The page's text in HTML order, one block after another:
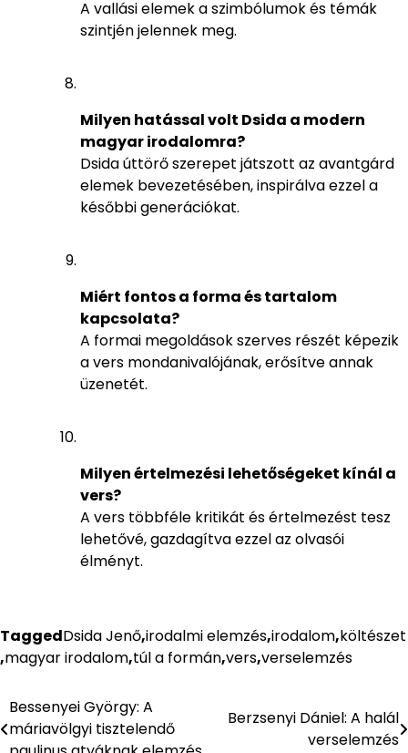
A vallási elemek a szimbólumok és témák
szintjén jelennek meg.
Milyen hatással volt Dsida a modern
magyar irodalomra?
Dsida úttörő szerepet játszott az avantgárd
elemek bevezetésében, inspirálva ezzel a
későbbi generációkat.
Miért fontos a forma és tartalom
kapcsolata?
A formai megoldások szerves részét képezik
a vers mondanivalójának, erősítve annak
üzenetét.
Milyen értelmezési lehetőségeket kínál a
vers?
A vers többféle kritikát és értelmezést tesz
lehetővé, gazdagítva ezzel az olvasói
élményt.
TaggedDsida Jenő,irodalmi elemzés,irodalom,költészet
,magyar irodalom,túl a formán,vers,verselemzés
Bejegyzés
navigáció
Bessenyei György: A
máriavölgyi tisztelendő
Berzsenyi Dániel: A halál
verselemzés